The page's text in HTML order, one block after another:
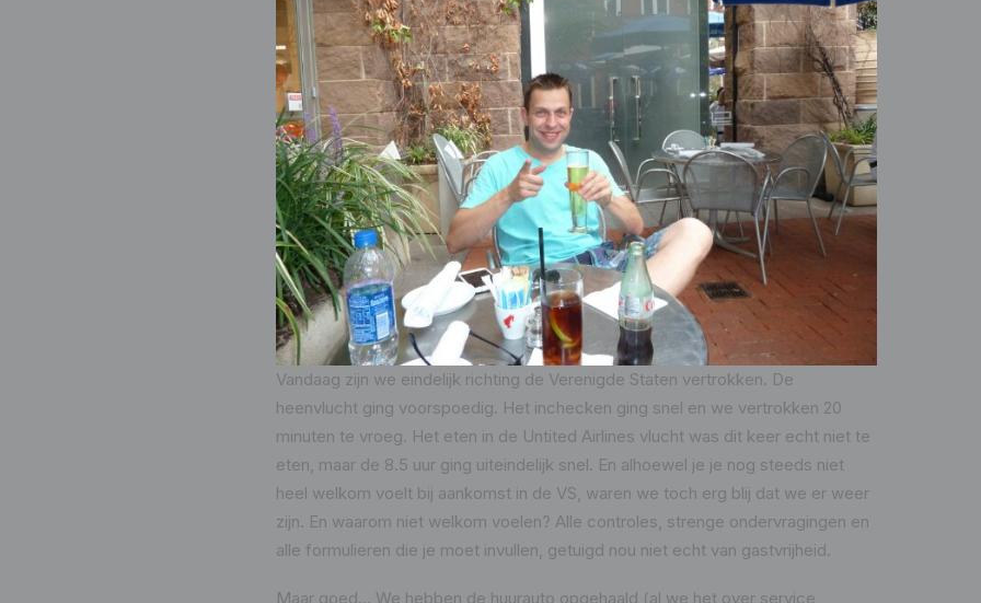
Vandaag zijn we eindelijk richting de Verenigde Staten vertrokken. De
heenvlucht ging voorspoedig. Het inchecken ging snel en we vertrokken 20
minuten te vroeg. Het eten in de Untited Airlines vlucht was dit keer echt niet te
eten, maar de 8.5 uur ging uiteindelijk snel. En alhoewel je je nog steeds niet
heel welkom voelt bij aankomst in de VS, waren we toch erg blij dat we er weer
zijn. En waarom niet welkom voelen? Alle controles, strenge ondervragingen en
alle formulieren die je moet invullen, getuigd nou niet echt van gastvrijheid.
Maar goed… We hebben de huurauto opgehaald (al we het over service